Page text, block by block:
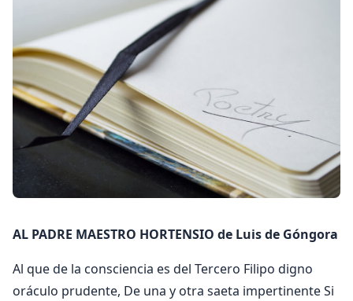
AL PADRE MAESTRO HORTENSIO de Luis de Góngora
Al que de la consciencia es del Tercero Filipo digno
oráculo prudente, De una y otra saeta impertinente Si